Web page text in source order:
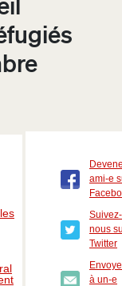
ami-e
Suivez-
nous
Twitter
à un-e